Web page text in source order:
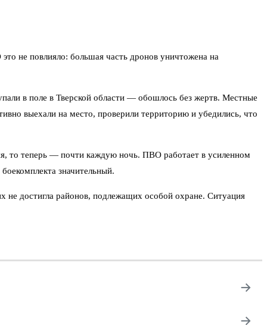
не повлияло: большая часть дронов уничтожена на
в поле в Тверской области — обошлось без жертв. Местные
выехали на место, проверили территорию и убедились, что
то теперь — почти каждую ночь. ПВО работает в усиленном
значительный.
достигла районов, подлежащих особой охране. Ситуация
→
→